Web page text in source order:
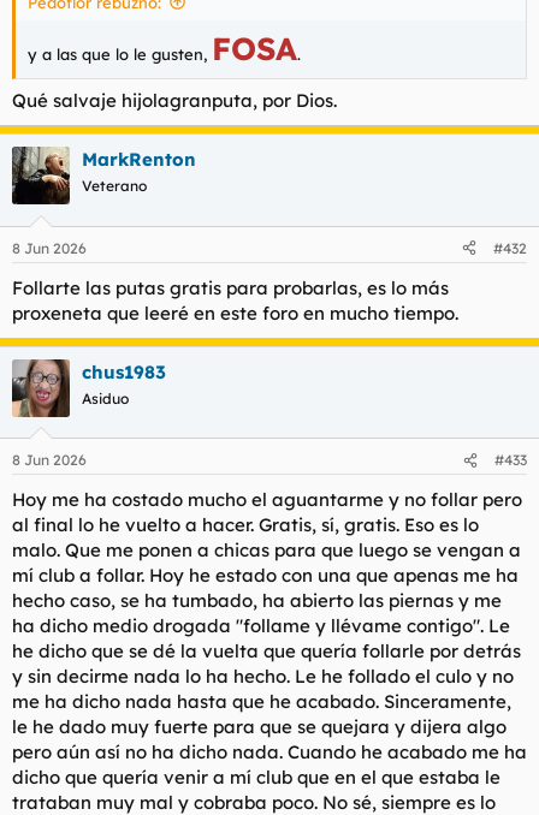
y a las que lo le gusten, FOSA.
Qué salvaje hijolagranputa, por Dios.
MarkRenton
Veterano
8 Jun 2026 #432
Follarte las putas gratis para probarlas, es lo más
proxeneta que leeré en este foro en mucho tiempo.
chus1983
Asiduo
8 Jun 2026 #433
Hoy me ha costado mucho el aguantarme y no follar pero
al final lo he vuelto a hacer. Gratis, sí, gratis. Eso es lo
malo. Que me ponen a chicas para que luego se vengan a
mí club a follar. Hoy he estado con una que apenas me ha
hecho caso, se ha tumbado, ha abierto las piernas y me
ha dicho medio drogada "follame y llévame contigo". Le
he dicho que se dé la vuelta que quería follarle por detrás
y sin decirme nada lo ha hecho. Le he follado el culo y no
me ha dicho nada hasta que he acabado. Sinceramente,
le he dado muy fuerte para que se quejara y dijera algo
pero aún así no ha dicho nada. Cuando he acabado me ha
dicho que quería venir a mí club que en el que estaba le
trataban muy mal y cobraba poco. No sé, siempre es lo